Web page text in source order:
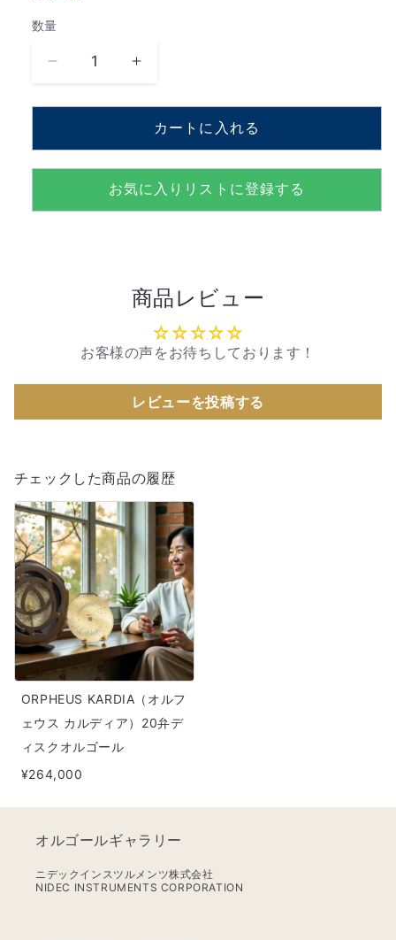
数
数量
ORPHEUS
デ
オ
ル
ゴ
ー
ル
の
数
量
を
減
ら
す
ORPHEUS
ウ
ィ
ア）
20
弁
デ
ィ
オ
ル
ル
の
数
量
を
増
や
す
カートに入れる
お気に入りリストに登録する
商品レビュー
お客様の声をお待ちしております！
レビューを投稿する
チェックした商品の履歴
ORPHEUS
KARDIA（オ
ル
フ
ェ
ウ
ス
カ
ル
デ
ィ
ア）
ORPHEUS KARDIA（オルフ
ェウス カルディア）20弁デ
ィスクオルゴール
¥264,000
オルゴールギャラリー
ニデックインスツルメンツ株式会社
NIDEC INSTRUMENTS CORPORATION